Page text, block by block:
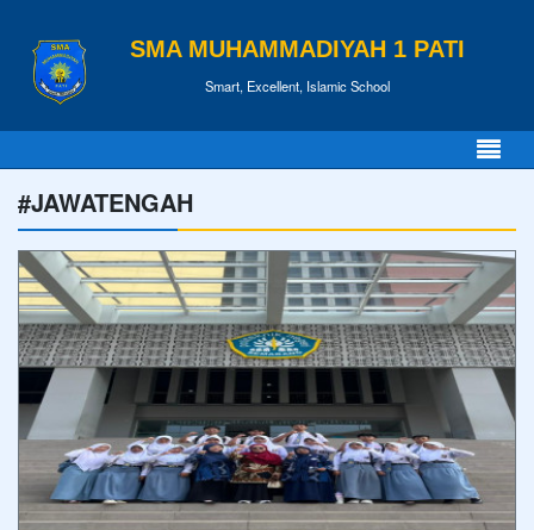
SMA MUHAMMADIYAH 1 PATI
Smart, Excellent, Islamic School
#JAWATENGAH